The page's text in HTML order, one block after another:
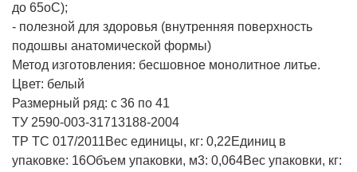
до 65оС);
- полезной для здоровья (внутренняя поверхность
подошвы анатомической формы)
Метод изготовления: бесшовное монолитное литье.
Цвет: белый
Размерный ряд: с 36 по 41
ТУ 2590-003-31713188-2004
ТР ТС 017/2011Вес единицы, кг: 0,22Единиц в
упаковке: 16Объем упаковки, м3: 0,064Вес упаковки, кг: